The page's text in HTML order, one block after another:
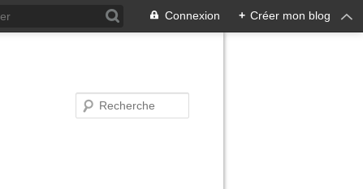
Connexion + Créer mon blog